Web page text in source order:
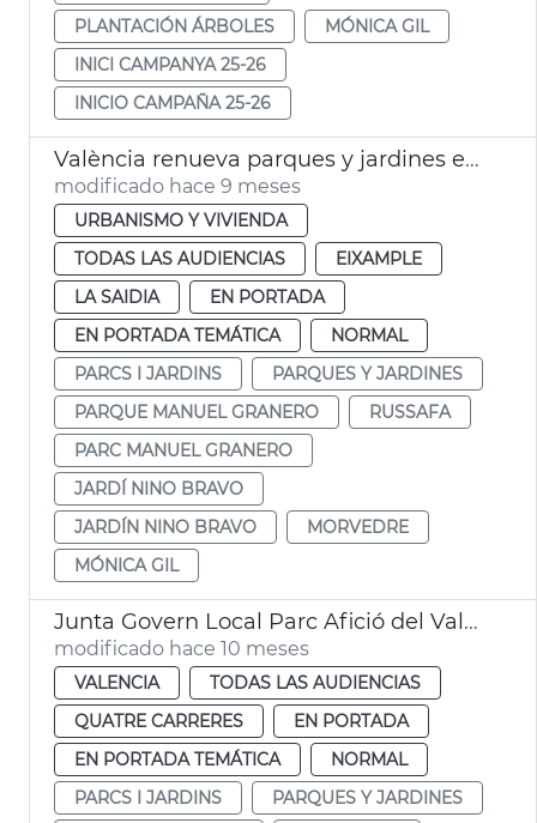
PLANTACIÓN ÁRBOLES
MÓNICA GIL
INICI CAMPANYA 25-26
INICIO CAMPAÑA 25-26
València renueva parques y jardines en Morvedre y Russafa
modificado hace 9 meses
URBANISMO Y VIVIENDA
TODAS LAS AUDIENCIAS
EIXAMPLE
LA SAIDIA
EN PORTADA
EN PORTADA TEMÁTICA
NORMAL
PARCS I JARDINS
PARQUES Y JARDINES
PARQUE MANUEL GRANERO
RUSSAFA
PARC MANUEL GRANERO
JARDÍ NINO BRAVO
JARDÍN NINO BRAVO
MORVEDRE
MÓNICA GIL
Junta Govern Local Parc Afició del València Basquet
modificado hace 10 meses
VALENCIA
TODAS LAS AUDIENCIAS
QUATRE CARRERES
EN PORTADA
EN PORTADA TEMÁTICA
NORMAL
PARCS I JARDINS
PARQUES Y JARDINES